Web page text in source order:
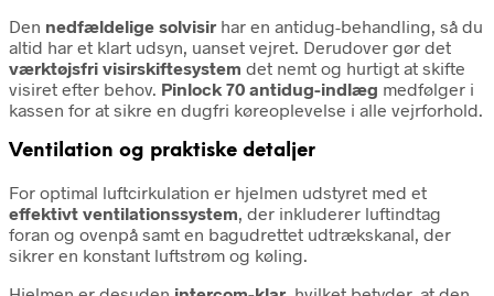
Den nedfældelige solvisir har en antidug-behandling, så du
altid har et klart udsyn, uanset vejret. Derudover gør det
værktøjsfri visirskiftesystem det nemt og hurtigt at skifte
visiret efter behov. Pinlock 70 antidug-indlæg medfølger i
kassen for at sikre en dugfri køreoplevelse i alle vejrforhold.
Ventilation og praktiske detaljer
For optimal luftcirkulation er hjelmen udstyret med et
effektivt ventilationssystem, der inkluderer luftindtag
foran og ovenpå samt en bagudrettet udtrækskanal, der
sikrer en konstant luftstrøm og køling.